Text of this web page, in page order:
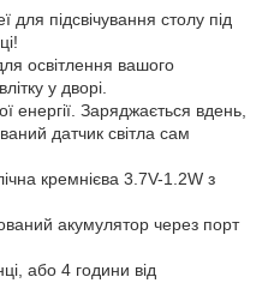
для підсвічування столу під
освітлення вашого
у дворі.
енергії. Заряджається вдень,
датчик світла сам
кремнієва 3.7V-1.2W з
акумулятор через порт
або 4 години від